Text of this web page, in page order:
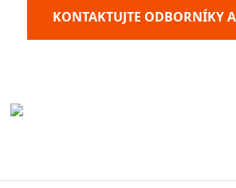
KONTAKTUJTE ODBORNÍKY